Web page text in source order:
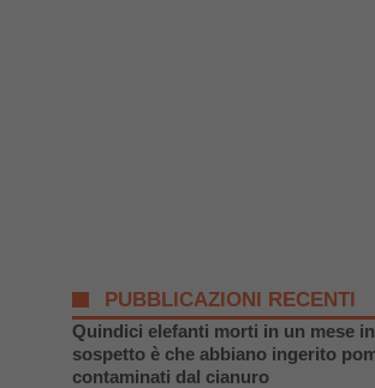
PUBBLICAZIONI RECENTI
Quindici elefanti morti in un mese
sospetto è che abbiano ingerito
contaminati dal cianuro